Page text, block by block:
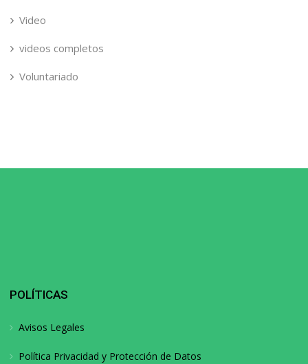
Video
videos completos
Voluntariado
POLÍTICAS
Avisos Legales
Política Privacidad y Protección de Datos